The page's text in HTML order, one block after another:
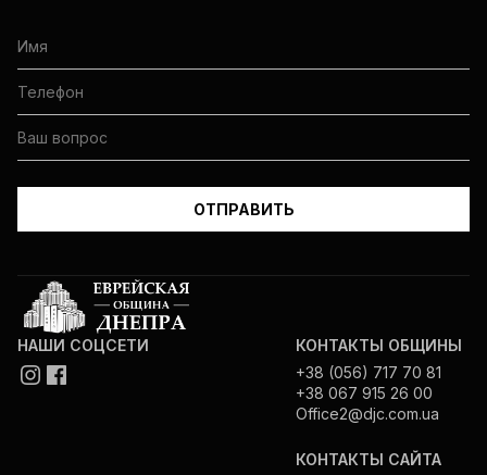
НАШИ СОЦСЕТИ
КОНТАКТЫ ОБЩИНЫ
+38 (056) 717 70 81
+38 067 915 26 00
Office2@djc.com.ua
КОНТАКТЫ САЙТА